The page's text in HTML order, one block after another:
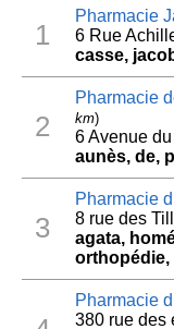
1
Pharmacie
6 Rue
casse,
2
Pharmacie
km)
6 Avenue
aunès, de,
3
Pharmacie
8 rue des
agata,
orthopédie,
Pharmacie
380 rue des